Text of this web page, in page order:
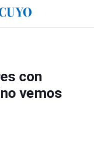
con
vemos